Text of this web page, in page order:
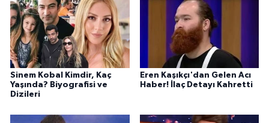
Sinem Kobal Kimdir, Kaç
Yaşında? Biyografisi ve
Dizileri
Eren Kaşıkçı'dan Gelen Acı
Haber! İlaç Detayı Kahretti